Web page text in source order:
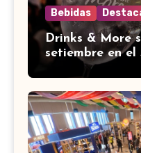
Bebidas
Drinks & More
setiembre en el